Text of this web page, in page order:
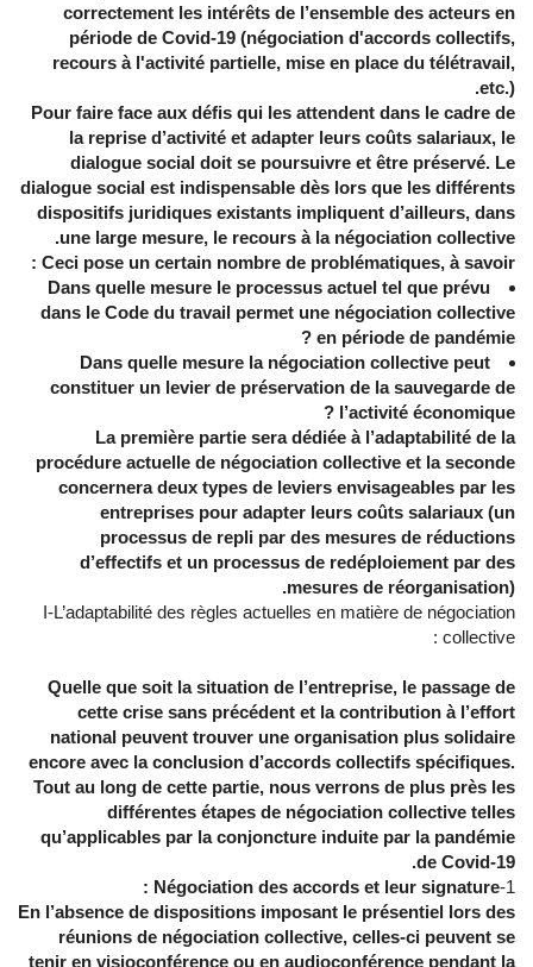
correctement les intérêts de l’ensemble des acteurs en
période de Covid-19 (négociation d'accords collectifs,
recours à l'activité partielle, mise en place du télétravail,
etc.).
Pour faire face aux défis qui les attendent dans le cadre de
la reprise d’activité et adapter leurs coûts salariaux, le
dialogue social doit se poursuivre et être préservé. Le
dialogue social est indispensable dès lors que les différents
dispositifs juridiques existants impliquent d’ailleurs, dans
une large mesure, le recours à la négociation collective.
Ceci pose un certain nombre de problématiques, à savoir :
Dans quelle mesure le processus actuel tel que prévu
dans le Code du travail permet une négociation collective
en période de pandémie ?
Dans quelle mesure la négociation collective peut
constituer un levier de préservation de la sauvegarde de
l’activité économique ?
La première partie sera dédiée à l’adaptabilité de la
procédure actuelle de négociation collective et la seconde
concernera deux types de leviers envisageables par les
entreprises pour adapter leurs coûts salariaux (un
processus de repli par des mesures de réductions
d’effectifs et un processus de redéploiement par des
mesures de réorganisation).
I-L’adaptabilité des règles actuelles en matière de négociation
collective :
Quelle que soit la situation de l’entreprise, le passage de
cette crise sans précédent et la contribution à l’effort
national peuvent trouver une organisation plus solidaire
encore avec la conclusion d’accords collectifs spécifiques.
Tout au long de cette partie, nous verrons de plus près les
différentes étapes de négociation collective telles
qu’applicables par la conjoncture induite par la pandémie
de Covid-19.
1-
Négociation des accords et leur signature :
En l’absence de dispositions imposant le présentiel lors des
réunions de négociation collective, celles-ci peuvent se
tenir en visioconférence ou en audioconférence pendant la